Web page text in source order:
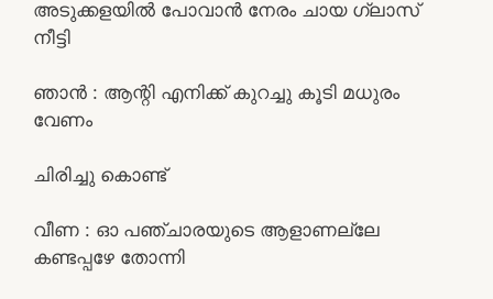
അടുക്കളയിൽ പോവാൻ നേരം ചായ ഗ്ലാസ്‌
നീട്ടി
ഞാൻ : ആന്റി എനിക്ക് കുറച്ചു കൂടി മധുരം
വേണം
ചിരിച്ചു കൊണ്ട്
വീണ : ഓ പഞ്ചാരയുടെ ആളാണല്ലേ
കണ്ടപ്പഴേ തോന്നി